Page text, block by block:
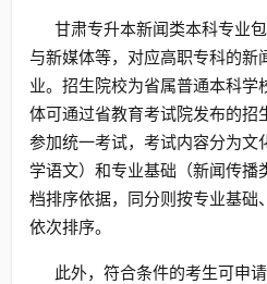
甘肃专升本新闻类本科专业
与新媒体等，对应高职专科的新
业。招生院校为省属普通本科学
体可通过省教育考试院发布的招
参加统一考试，考试内容分为文
学语文）和专业基础（新闻传播
档排序依据，同分则按专业基础
依次排序。
此外，符合条件的考生可申